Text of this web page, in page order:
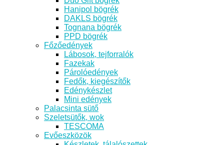
Hanipol bögrék
DAKLS bögrék
Tognana bögrék
PPD bögrék
Főzőedények
Lábosok, tejforralók
Fazekak
Párolóedények
Fedők, kiegészítők
Edénykészlet
Mini edények
Palacsinta sütő
Szeletsütők, wok
TESCOMA
Evőeszközök